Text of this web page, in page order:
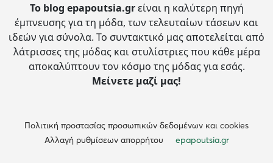
Το blog epapoutsia.grείναι η καλύτερη πηγή
έμπνευσης για τη μόδα, των τελευταίων τάσεων και
ιδεών για σύνολα. Το συντακτικό μας αποτελείται από
λάτρισσες της μόδας και στυλίστριες που κάθε μέρα
αποκαλύπτουν τον κόσμο της μόδας για εσάς.
Μείνετε μαζί μας!
Πολιτική προστασίας προσωπικών δεδομένων και cookies
Αλλαγή ρυθμίσεων απορρήτου
epapoutsia.gr